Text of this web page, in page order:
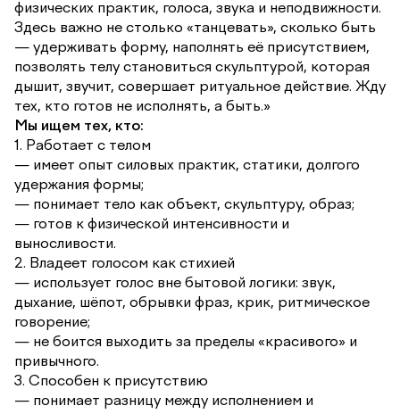
физических практик, голоса, звука и неподвижности.
Здесь важно не столько «танцевать», сколько быть
— удерживать форму, наполнять её присутствием,
позволять телу становиться скульптурой, которая
дышит, звучит, совершает ритуальное действие. Жду
тех, кто готов не исполнять, а быть.»
Мы ищем тех, кто:
1. Работает с телом
— имеет опыт силовых практик, статики, долгого
удержания формы;
— понимает тело как объект, скульптуру, образ;
— готов к физической интенсивности и
выносливости.
2. Владеет голосом как стихией
— использует голос вне бытовой логики: звук,
дыхание, шёпот, обрывки фраз, крик, ритмическое
говорение;
— не боится выходить за пределы «красивого» и
привычного.
3. Способен к присутствию
— понимает разницу между исполнением и